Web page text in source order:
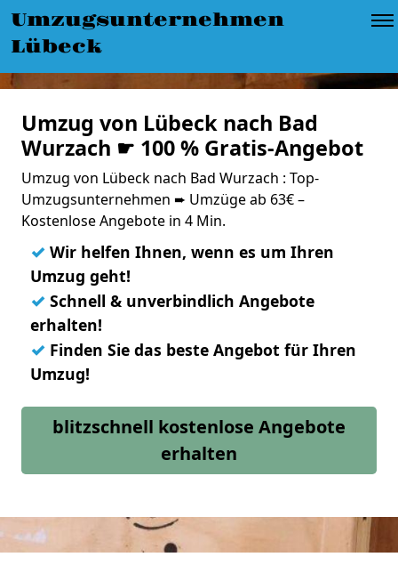
Umzugsunternehmen
Lübeck
Umzug von Lübeck nach Bad
Wurzach ☛ 100 % Gratis-Angebot
Umzug von Lübeck nach Bad Wurzach : Top-
Umzugsunternehmen ➨ Umzüge ab 63€ –
Kostenlose Angebote in 4 Min.
✓ Wir helfen Ihnen, wenn es um Ihren
Umzug geht!
✓ Schnell & unverbindlich Angebote
erhalten!
✓ Finden Sie das beste Angebot für Ihren
Umzug!
blitzschnell kostenlose Angebote
erhalten